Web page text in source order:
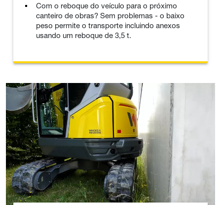
Com o reboque do veículo para o próximo
canteiro de obras? Sem problemas - o baixo
peso permite o transporte incluindo anexos
usando um reboque de 3,5 t.